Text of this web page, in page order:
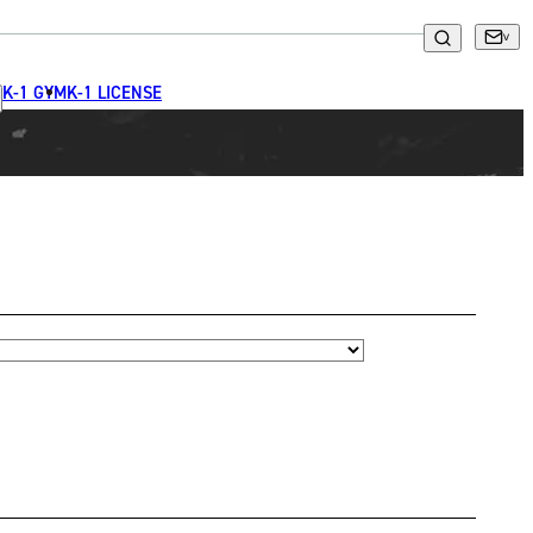
K-1 GYMK-1 LICENSE